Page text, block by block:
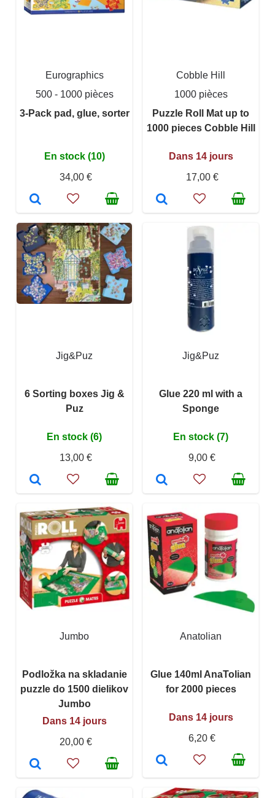
Eurographics
500 - 1000 pièces
3-Pack pad, glue, sorter
En stock (10)
34,00 €
Cobble Hill
1000 pièces
Puzzle Roll Mat up to
1000 pieces Cobble Hill
Dans 14 jours
17,00 €
Jig&Puz
6 Sorting boxes Jig &
Puz
En stock (6)
13,00 €
Jig&Puz
Glue 220 ml with a
Sponge
En stock (7)
9,00 €
Jumbo
Podložka na skladanie
puzzle do 1500 dielikov
Jumbo
Dans 14 jours
20,00 €
Anatolian
Glue 140ml AnaTolian
for 2000 pieces
Dans 14 jours
6,20 €